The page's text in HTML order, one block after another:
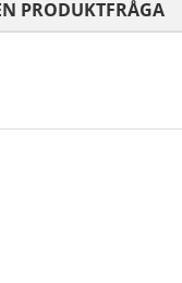
0 AV 5 ANTAL BETYG 0
PRODUKTFRÅGA